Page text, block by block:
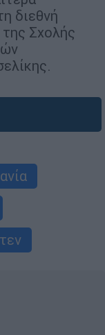
διεθνή
Σχολής